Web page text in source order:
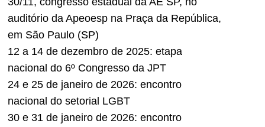
auditório da Apeoesp na Praça da República,
em São Paulo (SP)
12 a 14 de dezembro de 2025: etapa
nacional do 6º Congresso da JPT
24 e 25 de janeiro de 2026: encontro
nacional do setorial LGBT
30 e 31 de janeiro de 2026: encontro